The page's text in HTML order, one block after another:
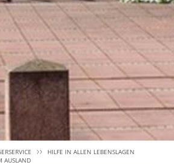
HILFE IN ALLEN LEBENSLAGEN
AUSLAND